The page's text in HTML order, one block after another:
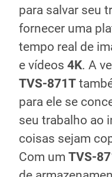
para salvar seu
fornecer uma
tempo real de
e vídeos 4K. A
TVS-871T
para ele se
seu trabalho ao
coisas sejam
Com um TVS-